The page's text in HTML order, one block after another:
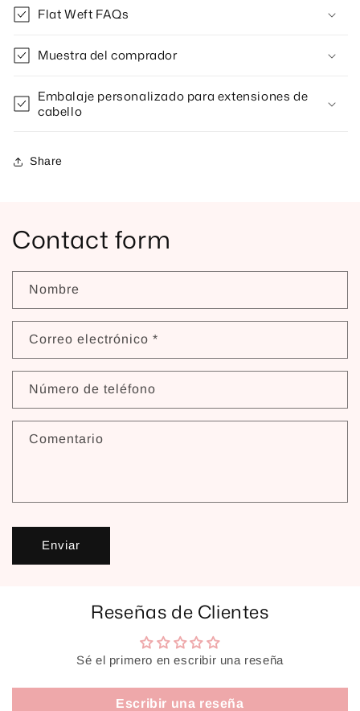
Flat Weft FAQs
Muestra del comprador
Embalaje personalizado para extensiones de
cabello
Share
Contact form
Nombre
Correo electrónico *
Número de teléfono
Comentario
Enviar
Reseñas de Clientes
Sé el primero en escribir una reseña
Escribir una reseña